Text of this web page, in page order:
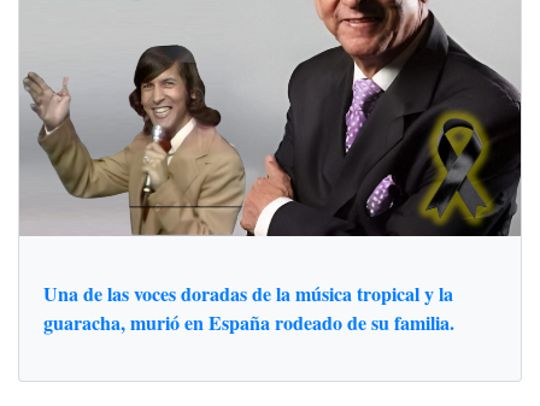
Una de las voces doradas de la música tropical y la
guaracha, murió en España rodeado de su familia.